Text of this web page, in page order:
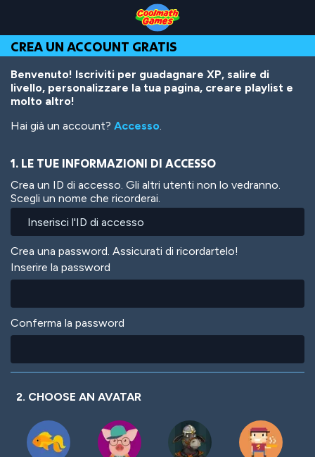
Top
of
Page
Navigation
Main
Content
Footer
contenuto
principale
CREA UN ACCOUNT GRATIS
Benvenuto! Iscriviti per guadagnare XP, salire di
livello, personalizzare la tua pagina, creare playlist e
molto altro!
Hai già un account? Accesso.
1. LE TUE INFORMAZIONI DI ACCESSO
Crea un ID di accesso. Gli altri utenti non lo vedranno.
Scegli un nome che ricorderai.
Crea una password. Assicurati di ricordartelo!
Inserire la password
Conferma la password
2. CHOOSE AN AVATAR